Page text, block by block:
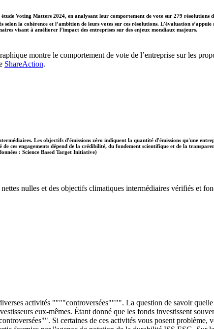
Voting Matters 2024, en analysant leur comportement de vote sur 279 résolutions
la cohérence et l’ambition de leurs votes sur ces résolutions. L’évaluation
visant à améliorer l’impact des entreprises sur des enjeux mondiaux majeurs.
montre le comportement de vote de l’entreprise sur les
ShareAction.
Les objectifs d'émissions zéro indiquent la quantité d'émissions qu'une
engagements dépend de la crédibilité, du fondement scientifique et de la
: Science Based Target Initiative)
nulles et des objectifs climatiques intermédiaires vérifiés et
activités """"controversées"""". La question de savoir
eux-mêmes. Étant donné que les fonds investissent
Si certaines de ces activités vous posent problème,